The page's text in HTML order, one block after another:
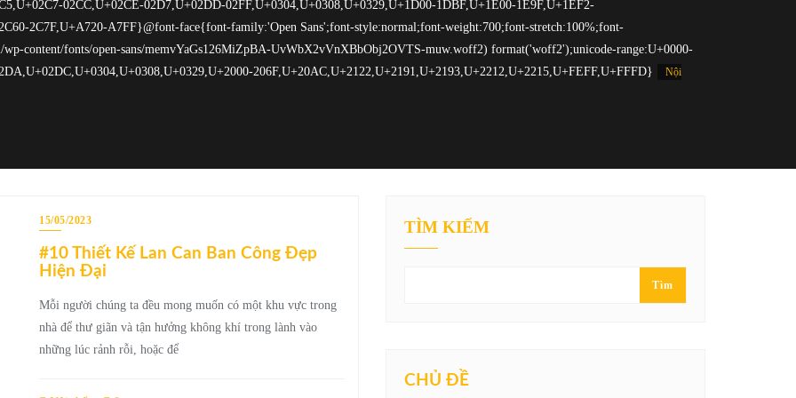
Nội
15/05/2023
#10 Thiết Kế Lan Can Ban Công Đẹp
Hiện Đại
Mỗi người chúng ta đều mong muốn có một khu vực trong
nhà để thư giãn và tận hưởng không khí trong lành vào
những lúc rảnh rỗi, hoặc để
TÌM KIẾM
Tìm
CHỦ ĐỀ